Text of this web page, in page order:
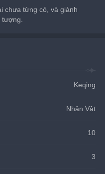
chưa từng có, và giành
Keqing
Nhân Vật
10
3